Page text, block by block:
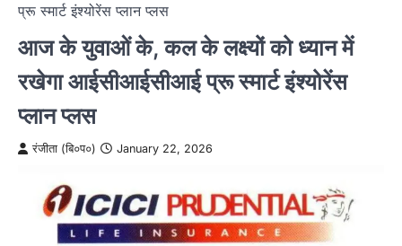
प्रू स्मार्ट इंश्योरेंस प्लान प्लस
आज के युवाओं के, कल के लक्ष्यों को ध्यान में
रखेगा आईसीआईसीआई प्रू स्मार्ट इंश्योरेंस
प्लान प्लस
रंजीता (बि०प०) January 22, 2026